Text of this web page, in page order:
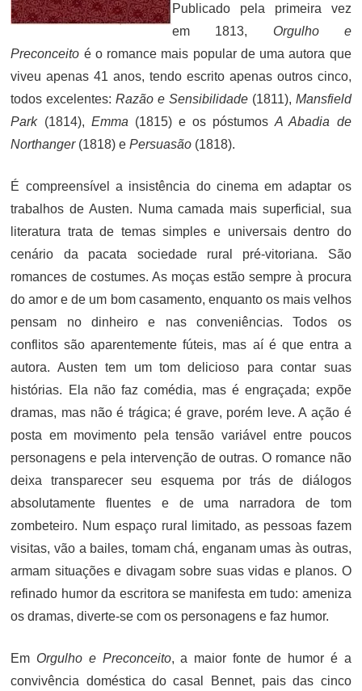
Publicado pela primeira vez
em 1813, Orgulho e
Preconceito é o romance mais popular de uma autora que
viveu apenas 41 anos, tendo escrito apenas outros cinco,
todos excelentes:Razão e Sensibilidade(1811), Mansfield
Park(1814), Emma (1815) e os póstumosA Abadia de
Northanger(1818) ePersuasão (1818).
É compreensível a insistência do cinema em adaptar os
trabalhos de Austen. Numa camada mais superficial, sua
literatura trata de temas simples e universais dentro do
cenário da pacata sociedade rural pré-vitoriana. São
romances de costumes. As moças estão sempre à procura
do amor e de um bom casamento, enquanto os mais velhos
pensam no dinheiro e nas conveniências. Todos os
conflitos são aparentemente fúteis, mas aí é que entra a
autora. Austen tem um tom delicioso para contar suas
histórias. Ela não faz comédia, mas é engraçada; expõe
dramas, mas não é trágica; é grave, porém leve. A ação é
posta em movimento pela tensão variável entre poucos
personagens e pela intervenção de outras. O romance não
deixa transparecer seu esquema por trás de diálogos
absolutamente fluentes e de uma narradora de tom
zombeteiro. Num espaço rural limitado, as pessoas fazem
visitas, vão a bailes, tomam chá, enganam umas às outras,
armam situações e divagam sobre suas vidas e planos. O
refinado humor da escritora se manifesta em tudo: ameniza
os dramas, diverte-se com os personagens e faz humor.
Em Orgulho e Preconceito, a maior fonte de humor é a
convivência doméstica do casal Bennet, pais das cinco